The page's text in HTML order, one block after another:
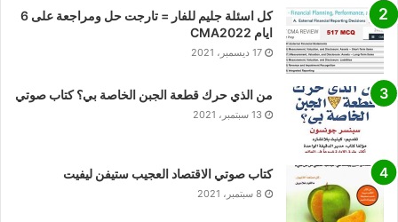
كل اسئلة جليم للفار = تارجت حل ومراجعة على 6
ايام CMA2022
17 ديسمبر، 2021
من الذي حرك قطعة الجبن الخاصة بي؟ كتاب صوتي
13 سبتمبر، 2021
كتاب صوتي الاقتصاد العجيب ستيفن ليفيت
8 سبتمبر، 2021